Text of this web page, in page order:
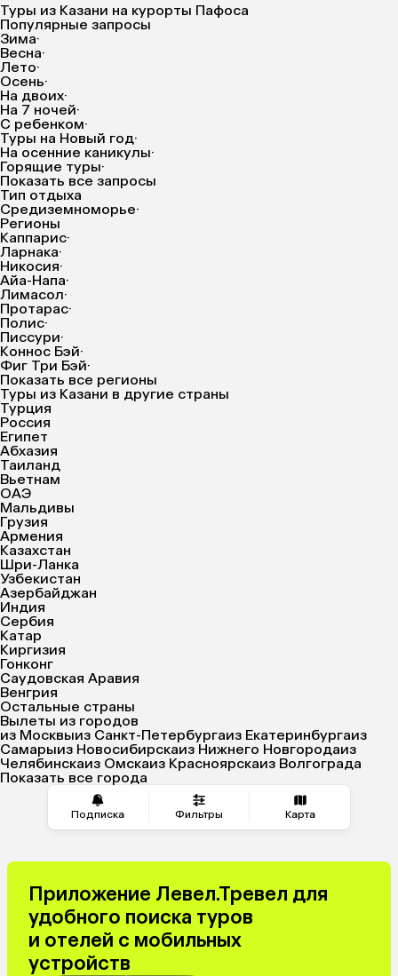
Подписка Фильтры Карта
Туры из Казани на курорты Пафоса
Популярные запросы
Зима·
Весна·
Лето·
Осень·
На двоих·
На 7 ночей·
С ребенком·
Туры на Новый год·
На осенние каникулы·
Горящие туры·
Показать все запросы
Тип отдыха
Средиземноморье·
Регионы
Каппарис·
Ларнака·
Никосия·
Айа-Напа·
Лимасол·
Протарас·
Полис·
Писсури·
Коннос Бэй·
Фиг Три Бэй·
Показать все регионы
Туры из Казани в другие страны
Турция
Россия
Египет
Абхазия
Таиланд
Вьетнам
ОАЭ
Мальдивы
Грузия
Армения
Казахстан
Шри-Ланка
Узбекистан
Азербайджан
Индия
Сербия
Катар
Киргизия
Гонконг
Саудовская Аравия
Венгрия
Остальные страны
Вылеты из городов
из Москвыиз Санкт-Петербургаиз Екатеринбургаиз
Самарыиз Новосибирскаиз Нижнего Новгородаиз
Челябинскаиз Омскаиз Красноярскаиз Волгограда
Показать все города
Приложение Левел.Тревел для
удобного поиска туров
и отелей с мобильных
устройств